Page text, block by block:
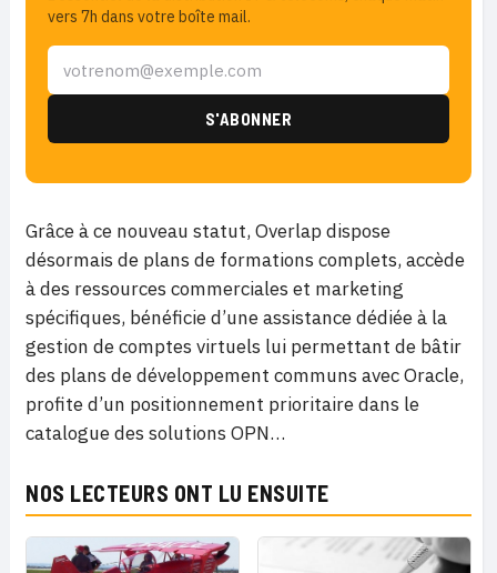
vers 7h dans votre boîte mail.
Grâce à ce nouveau statut, Overlap dispose
désormais de plans de formations complets, accède
à des ressources commerciales et marketing
spécifiques, bénéficie d’une assistance dédiée à la
gestion de comptes virtuels lui permettant de bâtir
des plans de développement communs avec Oracle,
profite d’un positionnement prioritaire dans le
catalogue des solutions OPN…
NOS LECTEURS ONT LU ENSUITE